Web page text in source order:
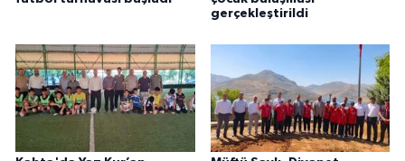
gerçekleştirildi
Kars Müftülüğü
Kastamonu Müftülüğü